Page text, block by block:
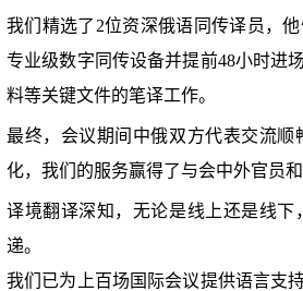
我们精选了2位资深俄语同传译员，
专业级数字同传设备并提前48小时进
料等关键文件的笔译工作。
最终，会议期间中俄双方代表交流
化，我们的服务赢得了与会中外官员
译境翻译深知，无论是线上还是线
递。
我们已为上百场国际会议提供语言支